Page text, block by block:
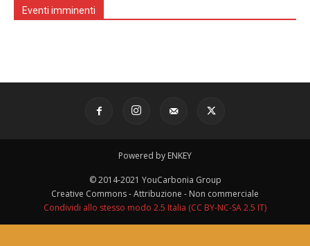
Eventi imminenti
Powered by ENKEY
© 2014-2021 YouCarbonia Group
Creative Commons - Attribuzione - Non commerciale
Condividi allo stesso modo 2.5 Italia (CC BY-NC-SA 2.5 IT)